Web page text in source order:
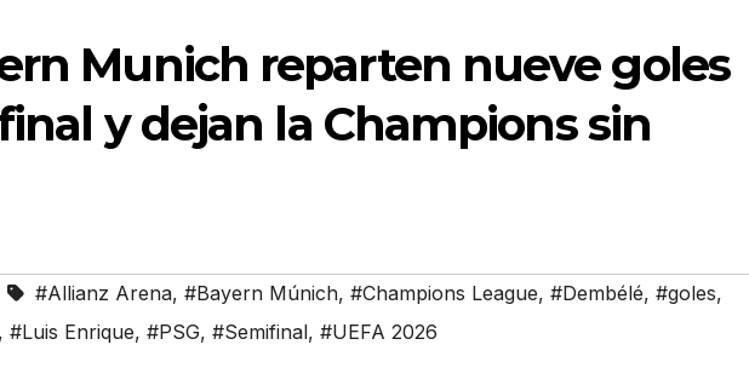
Munich reparten nueve goles
y dejan la Champions sin
#Allianz Arena, #Bayern Múnich, #Champions League, #Dembélé, #goles,
, #Luis Enrique, #PSG, #Semifinal, #UEFA 2026